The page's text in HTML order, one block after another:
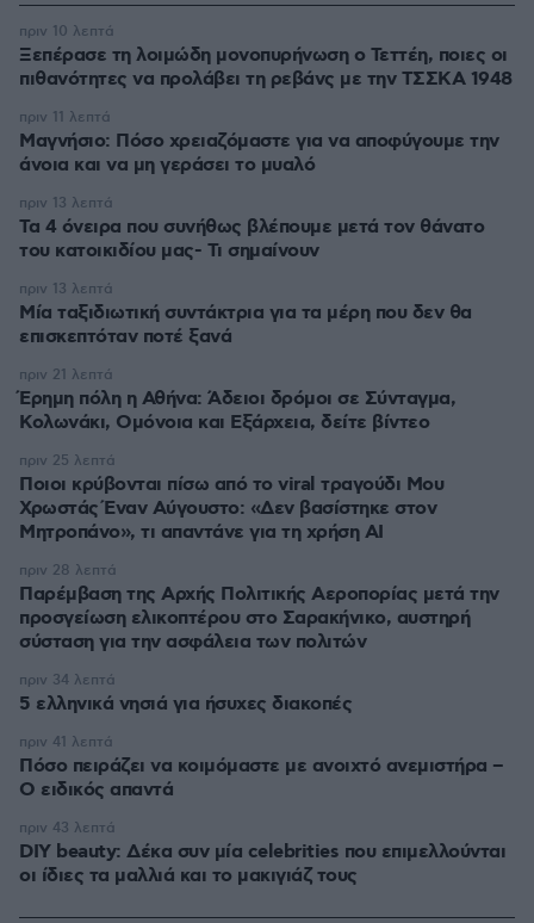
Ξεπέρασε τη λοιμώδη μονοπυρήνωση ο Τεττέη, ποιες οι
πιθανότητες να προλάβει τη ρεβάνς με την ΤΣΣΚΑ 1948
πριν 10 λεπτά
Μαγνήσιο: Πόσο χρειαζόμαστε για να αποφύγουμε την
άνοια και να μη γεράσει το μυαλό
πριν 11 λεπτά
Τα 4 όνειρα που συνήθως βλέπουμε μετά τον θάνατο
του κατοικιδίου μας- Τι σημαίνουν
πριν 13 λεπτά
Μία ταξιδιωτική συντάκτρια για τα μέρη που δεν θα
επισκεπτόταν ποτέ ξανά
πριν 13 λεπτά
Έρημη πόλη η Αθήνα: Άδειοι δρόμοι σε Σύνταγμα,
Κολωνάκι, Ομόνοια και Εξάρχεια, δείτε βίντεο
πριν 21 λεπτά
Ποιοι κρύβονται πίσω από το viral τραγούδι Μου
Χρωστάς Έναν Αύγουστο: «Δεν βασίστηκε στον
Μητροπάνο», τι απαντάνε για τη χρήση AI
πριν 25 λεπτά
Παρέμβαση της Αρχής Πολιτικής Αεροπορίας μετά την
προσγείωση ελικοπτέρου στο Σαρακήνικο, αυστηρή
σύσταση για την ασφάλεια των πολιτών
πριν 28 λεπτά
5 ελληνικά νησιά για ήσυχες διακοπές
πριν 34 λεπτά
Πόσο πειράζει να κοιμόμαστε με ανοιχτό ανεμιστήρα –
Ο ειδικός απαντά
πριν 41 λεπτά
DIY beauty: Δέκα συν μία celebrities που επιμελλούνται
οι ίδιες τα μαλλιά και το μακιγιάζ τους
πριν 43 λεπτά